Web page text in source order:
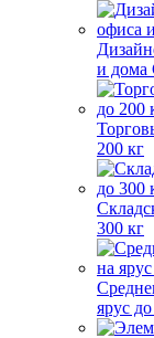
и дома
200 кг
300 кг
ярус